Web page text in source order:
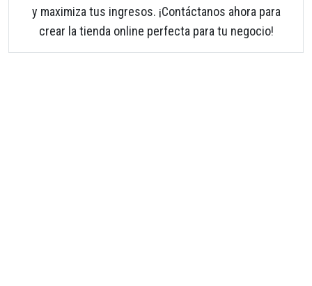
y maximiza tus ingresos. ¡Contáctanos ahora para
crear la tienda online perfecta para tu negocio!